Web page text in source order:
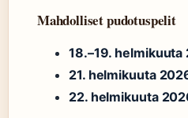
Mahdolliset pudotuspelit
18.–19. helmikuuta
21. helmikuuta
22. helmikuuta